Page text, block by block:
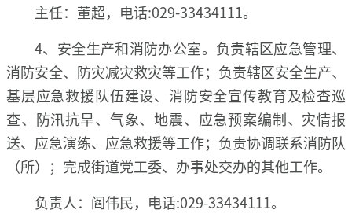
主任：董超，电话:029-33434111。
4、安全生产和消防办公室。负责辖区应急管理、
消防安全、防灾减灾救灾等工作；负责辖区安全生产、
基层应急救援队伍建设、消防安全宣传教育及检查巡
查、防汛抗旱、气象、地震、应急预案编制、灾情报
送、应急演练、应急救援等工作；负责协调联系消防队
（所）；完成街道党工委、办事处交办的其他工作。
负责人：阎伟民，电话:029-33434111。